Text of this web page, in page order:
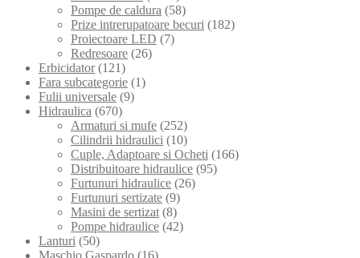
Pompe de caldura (58)
Prize intrerupatoare becuri (182)
Proiectoare LED (7)
Redresoare (26)
Erbicidator (121)
Fara subcategorie (1)
Fulii universale (9)
Hidraulica (670)
Armaturi si mufe (252)
Cilindrii hidraulici (10)
Cuple, Adaptoare si Ocheti (166)
Distribuitoare hidraulice (95)
Furtunuri hidraulice (26)
Furtunuri sertizate (9)
Masini de sertizat (8)
Pompe hidraulice (42)
Lanturi (50)
Maschio Gaspardo (16)